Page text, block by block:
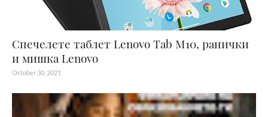
Спечелете таблет Lenovo Tab M10, ранички
и мишка Lenovo
October 30, 2021